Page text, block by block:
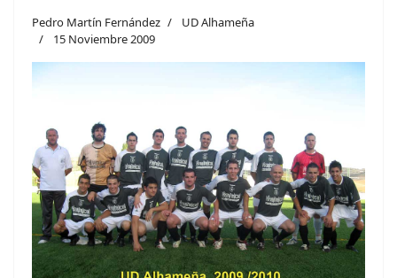
Pedro Martín Fernández
UD Alhameña
15 Noviembre 2009